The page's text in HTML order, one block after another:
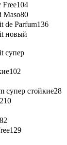
Free104
Maso80
de Parfum136
новый
супер
102
супер стойкие28
210
82
129